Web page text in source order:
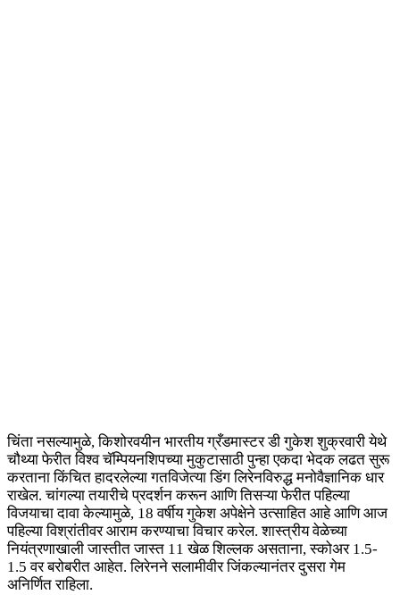
चिंता नसल्यामुळे, किशोरवयीन भारतीय ग्रँडमास्टर डी गुकेश शुक्रवारी येथे
चौथ्या फेरीत विश्व चॅम्पियनशिपच्या मुकुटासाठी पुन्हा एकदा भेदक लढत सुरू
करताना किंचित हादरलेल्या गतविजेत्या डिंग लिरेनविरुद्ध मनोवैज्ञानिक धार
राखेल. चांगल्या तयारीचे प्रदर्शन करून आणि तिसऱ्या फेरीत पहिल्या
विजयाचा दावा केल्यामुळे, 18 वर्षीय गुकेश अपेक्षेने उत्साहित आहे आणि आज
पहिल्या विश्रांतीवर आराम करण्याचा विचार करेल. शास्त्रीय वेळेच्या
नियंत्रणाखाली जास्तीत जास्त 11 खेळ शिल्लक असताना, स्कोअर 1.5-
1.5 वर बरोबरीत आहेत. लिरेनने सलामीवीर जिंकल्यानंतर दुसरा गेम
अनिर्णित राहिला.